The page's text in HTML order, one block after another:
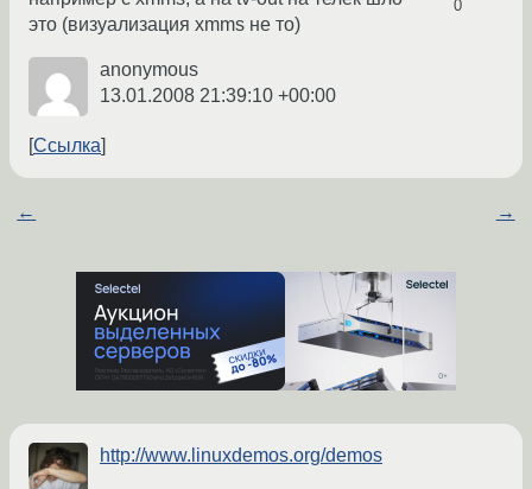
0
это (визуализация xmms не то)
anonymous
13.01.2008 21:39:10 +00:00
Ссылка
← →
http://www.linuxdemos.org/demos